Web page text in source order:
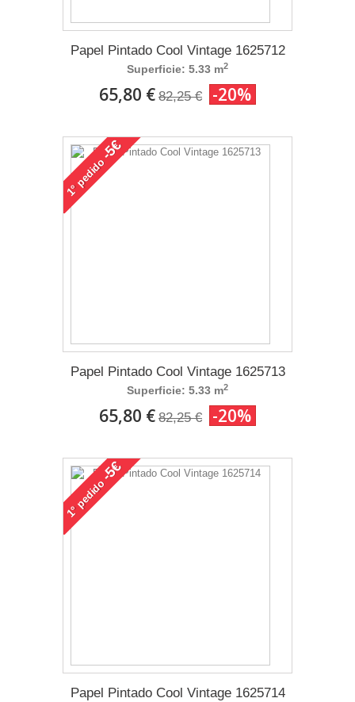
Papel Pintado Cool Vintage 1625712
Superficie: 5.33 m2
65,80 € 82,25 € -20%
1°
pedido
-5€
Papel Pintado Cool Vintage 1625713
Superficie: 5.33 m2
65,80 € 82,25 € -20%
1°
pedido
-5€
Papel Pintado Cool Vintage 1625714